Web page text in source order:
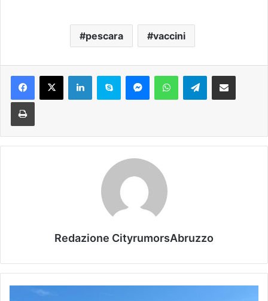
pescara vaccini
Telegram
Redazione CityrumorsAbruzzo